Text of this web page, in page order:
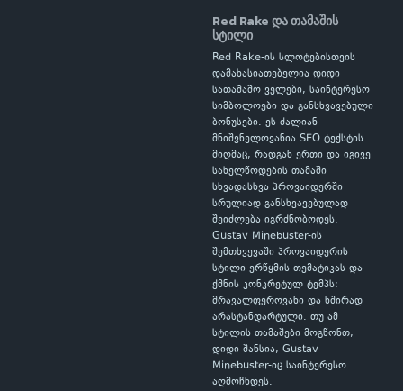
Red Rake და თამაშის
სტილი
Red Rake-ის სლოტებისთვის
დამახასიათებელია დიდი
სათამაშო ველები, საინტერესო
სიმბოლოები და განსხვავებული
ბონუსები. ეს ძალიან
მნიშვნელოვანია SEO ტექსტის
მიღმაც, რადგან ერთი და იგივე
სახელწოდების თამაში
სხვადასხვა პროვაიდერში
სრულიად განსხვავებულად
შეიძლება იგრძნობოდეს.
Gustav Minebuster-ის
შემთხვევაში პროვაიდერის
სტილი ერწყმის თემატიკას და
ქმნის კონკრეტულ ტემპს:
მრავალფეროვანი და ხშირად
არასტანდარტული. თუ ამ
სტილის თამაშები მოგწონთ,
დიდი შანსია, Gustav
Minebuster-იც საინტერესო
აღმოჩნდეს.